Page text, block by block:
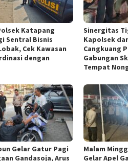
Katapang
Sentral Bisnis
Cek Kawasan
dengan
Sinergitas
Kapolsek
Cangkuang
Gabungan
Tempat
Gelar Gatur Pagi
Gandasoja, Arus
Malam
Gelar Apel